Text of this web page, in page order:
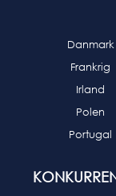
Danmark
Frankrig
Irland
Polen
Portugal